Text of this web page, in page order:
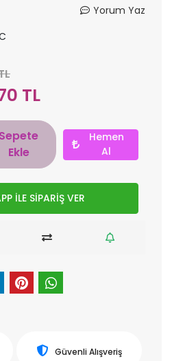
Yorum Yaz
TL
Sepete
Ekle
Hemen
Al
İLE SİPARİŞ VER
Güvenli Alışveriş